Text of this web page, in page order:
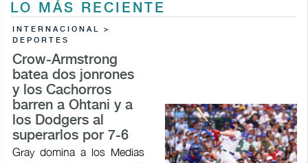
LO MÁS RECIENTE
INTERNACIONAL >
DEPORTES
Crow-Armstrong
batea dos jonrones
y los Cachorros
barren a Ohtani y a
los Dodgers al
superarlos por 7-6
Gray domina a los Medias